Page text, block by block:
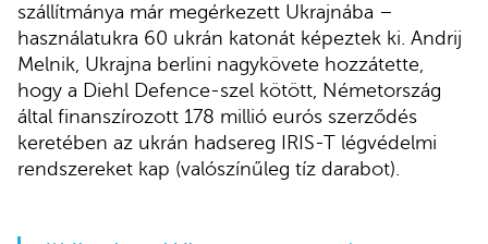
szállítmánya már megérkezett Ukrajnába –
használatukra 60 ukrán katonát képeztek ki. Andrij
Melnik, Ukrajna berlini nagykövete hozzátette,
hogy a Diehl Defence-szel kötött, Németország
által finanszírozott 178 millió eurós szerződés
keretében az ukrán hadsereg IRIS-T légvédelmi
rendszereket kap (valószínűleg tíz darabot).